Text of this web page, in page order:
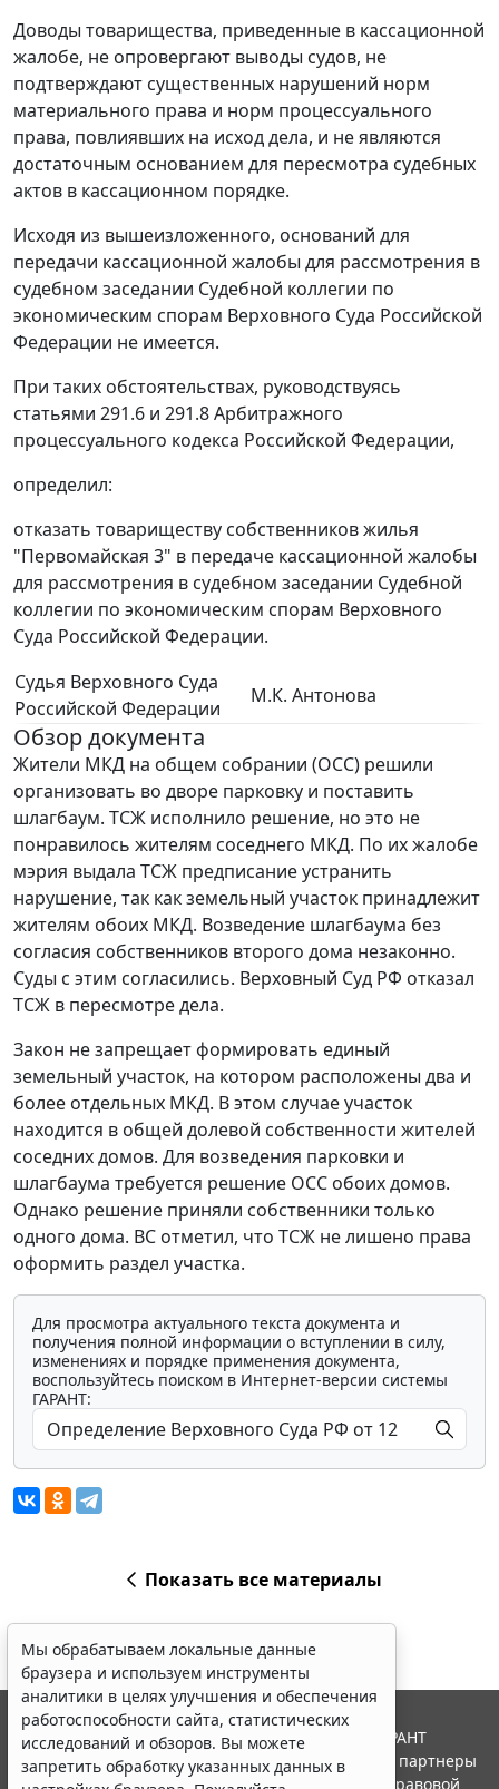
Доводы товарищества, приведенные в кассационной
жалобе, не опровергают выводы судов, не
подтверждают существенных нарушений норм
материального права и норм процессуального
права, повлиявших на исход дела, и не являются
достаточным основанием для пересмотра судебных
актов в кассационном порядке.
Исходя из вышеизложенного, оснований для
передачи кассационной жалобы для рассмотрения в
судебном заседании Судебной коллегии по
экономическим спорам Верховного Суда Российской
Федерации не имеется.
При таких обстоятельствах, руководствуясь
статьями 291.6 и 291.8 Арбитражного
процессуального кодекса Российской Федерации,
определил:
отказать товариществу собственников жилья
"Первомайская 3" в передаче кассационной жалобы
для рассмотрения в судебном заседании Судебной
коллегии по экономическим спорам Верховного
Суда Российской Федерации.
Судья Верховного Суда
Российской Федерации
М.К. Антонова
Обзор документа
Жители МКД на общем собрании (ОСС) решили
организовать во дворе парковку и поставить
шлагбаум. ТСЖ исполнило решение, но это не
понравилось жителям соседнего МКД. По их жалобе
мэрия выдала ТСЖ предписание устранить
нарушение, так как земельный участок принадлежит
жителям обоих МКД. Возведение шлагбаума без
согласия собственников второго дома незаконно.
Суды с этим согласились. Верховный Суд РФ отказал
ТСЖ в пересмотре дела.
Закон не запрещает формировать единый
земельный участок, на котором расположены два и
более отдельных МКД. В этом случае участок
находится в общей долевой собственности жителей
соседних домов. Для возведения парковки и
шлагбаума требуется решение ОСС обоих домов.
Однако решение приняли собственники только
одного дома. ВС отметил, что ТСЖ не лишено права
оформить раздел участка.
Для просмотра актуального текста документа и
получения полной информации о вступлении в силу,
изменениях и порядке применения документа,
воспользуйтесь поиском в Интернет-версии системы
ГАРАНТ:
Показать все материалы
Мы обрабатываем локальные данные
браузера и используем инструменты
аналитики в целях улучшения и обеспечения
работоспособности сайта, статистических
исследований и обзоров. Вы можете
запретить обработку указанных данных в
© ООО "НПП "ГАРАНТ-СЕРВИС", 2026. Система ГАРАНТ
выпускается с 1990 года. Компания "Гарант" и ее партнеры
являются участниками Российской ассоциации правовой